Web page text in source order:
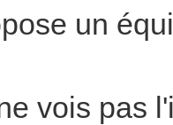
un
vois pas